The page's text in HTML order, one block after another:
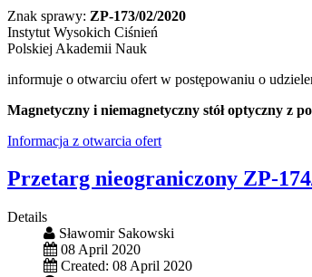
Znak sprawy: ZP-173/02/2020
Instytut Wysokich Ciśnień
Polskiej Akademii Nauk
informuje o otwarciu ofert w postępowaniu o
Magnetyczny i niemagnetyczny stół optyczny z
Informacja z otwarcia ofert
Przetarg nieograniczony ZP-
Details
Sławomir Sakowski
08 April 2020
Created: 08 April 2020